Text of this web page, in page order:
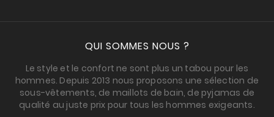
QUI SOMMES NOUS ?
Le style et le confort ne sont plus un tabou pour les
hommes. Depuis 2013 nous proposons une sélection de
sous-vêtements, de maillots de bain, de pyjamas de
qualité au juste prix pour tous les hommes exigeants.